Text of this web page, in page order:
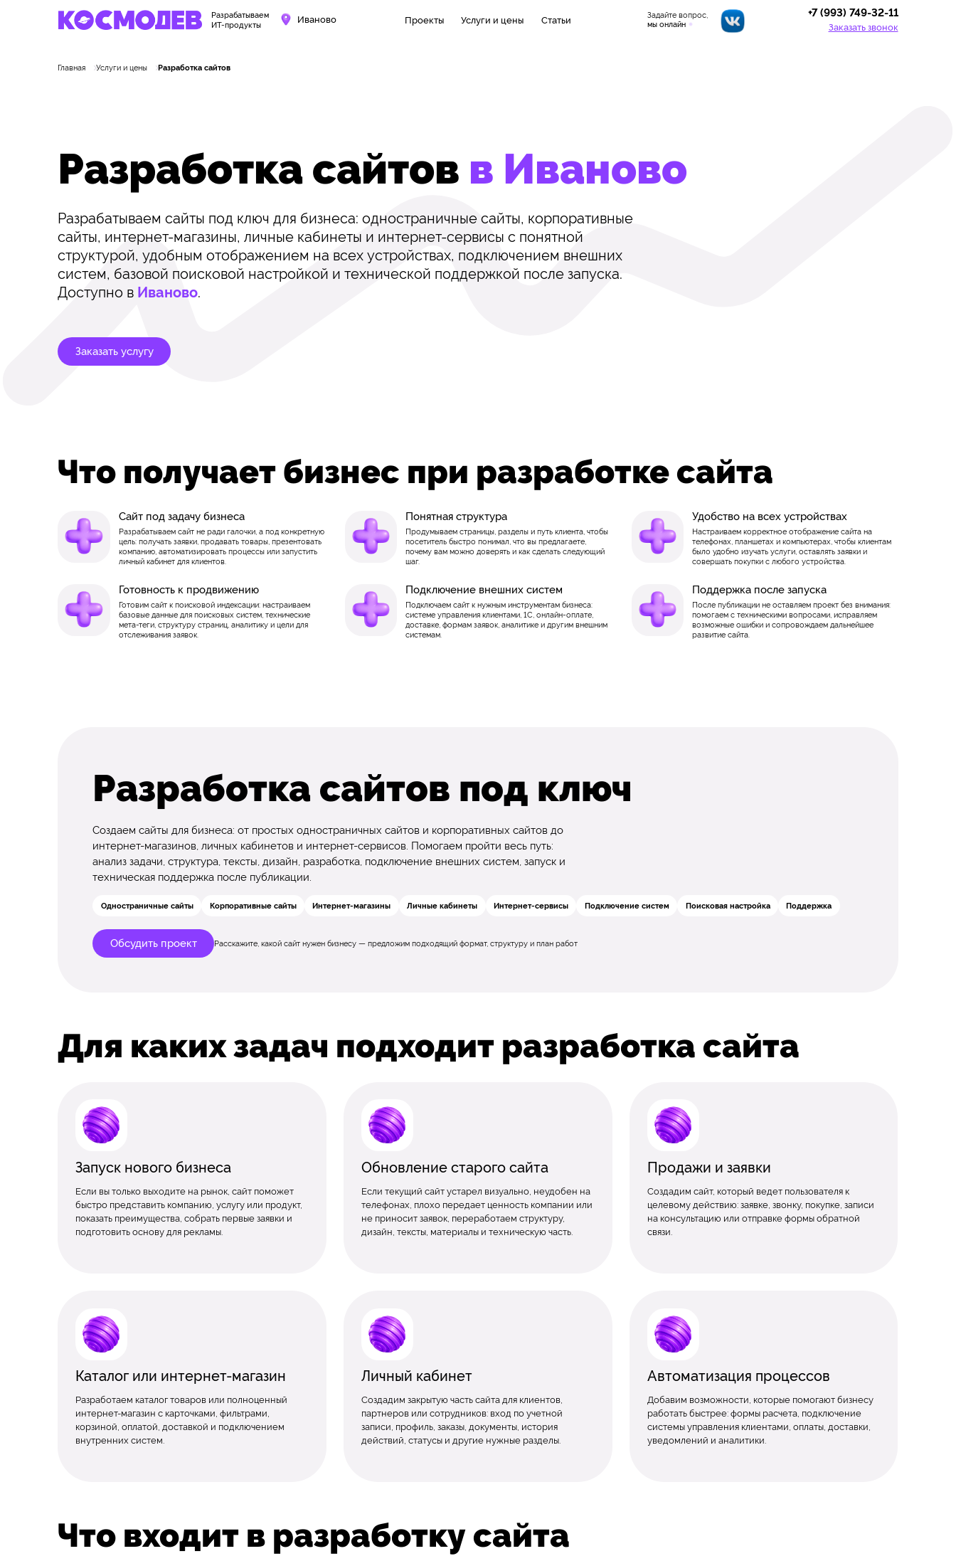
Разрабатываем
ИТ-продукты
Иваново Проекты Услуги и цены Статьи
+7 (993) 749-32-11
Заказать звонок
Задайте вопрос,
мы онлайн
Главная Услуги и цены Разработка сайтов
Разработка сайтов в Иваново
Разрабатываем сайты под ключ для бизнеса: одностраничные сайты, корпоративные
сайты, интернет-магазины, личные кабинеты и интернет-сервисы с понятной
структурой, удобным отображением на всех устройствах, подключением внешних
систем, базовой поисковой настройкой и технической поддержкой после запуска.
Доступно в Иваново.
Заказать услугу
Что получает бизнес при разработке сайта
Сайт под задачу бизнеса
Разрабатываем сайт не ради галочки, а под конкретную
цель: получать заявки, продавать товары, презентовать
компанию, автоматизировать процессы или запустить
личный кабинет для клиентов.
Понятная структура
Продумываем страницы, разделы и путь клиента, чтобы
посетитель быстро понимал, что вы предлагаете,
почему вам можно доверять и как сделать следующий
шаг.
Удобство на всех устройствах
Настраиваем корректное отображение сайта на
телефонах, планшетах и компьютерах, чтобы клиентам
было удобно изучать услуги, оставлять заявки и
совершать покупки с любого устройства.
Готовность к продвижению
Готовим сайт к поисковой индексации: настраиваем
базовые данные для поисковых систем, технические
мета-теги, структуру страниц, аналитику и цели для
отслеживания заявок.
Подключение внешних систем
Подключаем сайт к нужным инструментам бизнеса:
системе управления клиентами, 1С, онлайн-оплате,
доставке, формам заявок, аналитике и другим внешним
системам.
Поддержка после запуска
После публикации не оставляем проект без внимания:
помогаем с техническими вопросами, исправляем
возможные ошибки и сопровождаем дальнейшее
развитие сайта.
Разработка сайтов под ключ
Создаем сайты для бизнеса: от простых одностраничных сайтов и корпоративных сайтов до
интернет-магазинов, личных кабинетов и интернет-сервисов. Помогаем пройти весь путь:
анализ задачи, структура, тексты, дизайн, разработка, подключение внешних систем, запуск и
техническая поддержка после публикации.
Одностраничные сайты Корпоративные сайты Интернет-магазины Личные кабинеты Интернет-сервисы Подключение систем Поисковая настройка Поддержка
Обсудить проект Расскажите, какой сайт нужен бизнесу — предложим подходящий формат, структуру и план работ
Для каких задач подходит разработка сайта
Запуск нового бизнеса
Если вы только выходите на рынок, сайт поможет
быстро представить компанию, услугу или продукт,
показать преимущества, собрать первые заявки и
подготовить основу для рекламы.
Обновление старого сайта
Если текущий сайт устарел визуально, неудобен на
телефонах, плохо передает ценность компании или
не приносит заявок, переработаем структуру,
дизайн, тексты, материалы и техническую часть.
Продажи и заявки
Создадим сайт, который ведет пользователя к
целевому действию: заявке, звонку, покупке, записи
на консультацию или отправке формы обратной
связи.
Каталог или интернет-магазин
Разработаем каталог товаров или полноценный
интернет-магазин с карточками, фильтрами,
корзиной, оплатой, доставкой и подключением
внутренних систем.
Личный кабинет
Создадим закрытую часть сайта для клиентов,
партнеров или сотрудников: вход по учетной
записи, профиль, заказы, документы, история
действий, статусы и другие нужные разделы.
Автоматизация процессов
Добавим возможности, которые помогают бизнесу
работать быстрее: формы расчета, подключение
системы управления клиентами, оплаты, доставки,
уведомлений и аналитики.
Что входит в разработку сайта